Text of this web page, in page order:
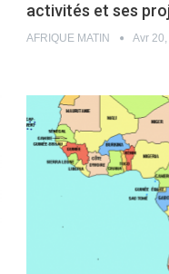
activités et ses
AFRIQUE MATIN Avr